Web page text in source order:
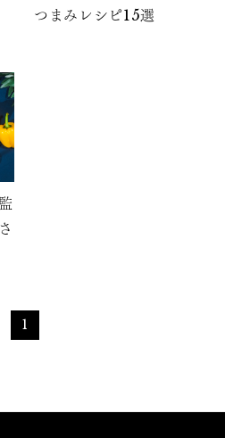
つまみレシピ15選
1